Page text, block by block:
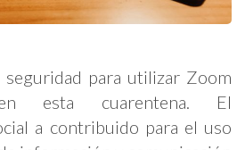
seguridad para utilizar Zoom
esta cuarentena. El
a contribuido para el uso